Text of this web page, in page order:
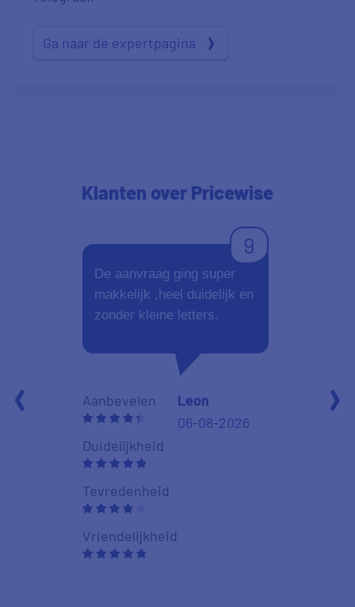
Ga naar de expertpagina
Klanten over Pricewise
9
De aanvraag ging super
makkelijk ,heel duidelijk en
zonder kleine letters.
Aanbevelen
Duidelijkheid
Tevredenheid
Vriendelijkheid
Leon
06-08-2026